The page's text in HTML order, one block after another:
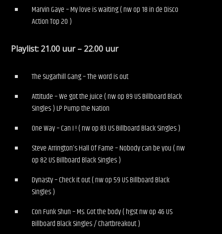
Marvin Gaye – My love is waiting ( nw op 18 in de Disco
Action Top 20 )
Playlist: 21.00 uur – 22.00 uur
The Sugarhill Gang – The word is out
Attitude – We got the juice ( nw op 89 US Billboard Black
Singles ) LP Pump the Nation
One Way – Can I ! ( nw op 83 US Billboard Black Singles )
Steve Arrington’s Hall Of Fame – Nobody can be you ( nw
op 82 US Billboard Black Singles )
Dynasty – Check it out ( nw op 59 US Billboard Black
Singles )
Con Funk Shun – Ms. Got the body ( hgst nw op 46 US
Billboard Black Singles / Chartbreakout )